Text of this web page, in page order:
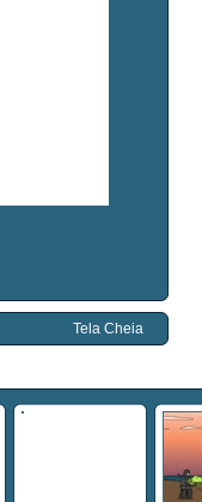
Tela Cheia